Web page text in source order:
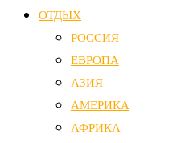
ОТДЫХ
РОССИЯ
ЕВРОПА
АЗИЯ
АМЕРИКА
АФРИКА